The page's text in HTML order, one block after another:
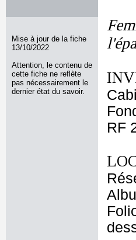
Mise à jour de la fiche
13/10/2022
Attention, le contenu de
cette fiche ne reflète
pas nécessairement le
dernier état du savoir.
RF